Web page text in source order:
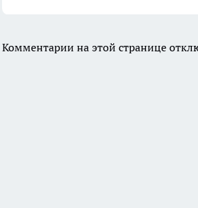
Комментарии на этой странице